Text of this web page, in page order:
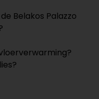
Belakos Palazzo